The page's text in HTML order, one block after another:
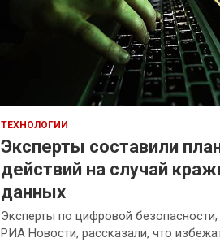
ТЕХНОЛОГИИ
Эксперты составили
действий на случай
данных
Эксперты по цифровой
РИА Новости, рассказали, что